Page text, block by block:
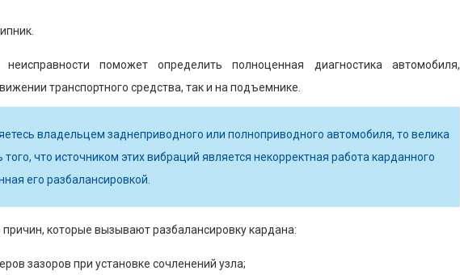
поможет определить полноценная диагностика автомобиля,
транспортного средства, так и на подъемнике.
владельцем заднеприводного или полноприводного автомобиля, то велика
того, что источником этих вибраций является некорректная работа карданного
его разбалансировкой.
которые вызывают разбалансировку кардана:
зазоров при установке сочленений узла;